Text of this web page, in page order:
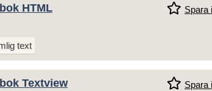
HTML
Spara
text
Textview
Spara